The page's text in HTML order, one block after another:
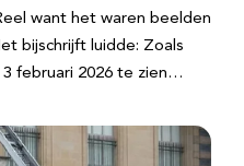
want het waren beelden
bijschrijft luidde: Zoals
februari 2026 te zien…